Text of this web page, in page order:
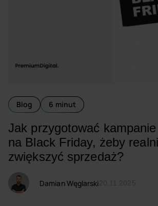
Blog 6 minut
Jak przygotować
na Black Friday, żeby
zwiększyć sprzedaż?
Damian Węglarski